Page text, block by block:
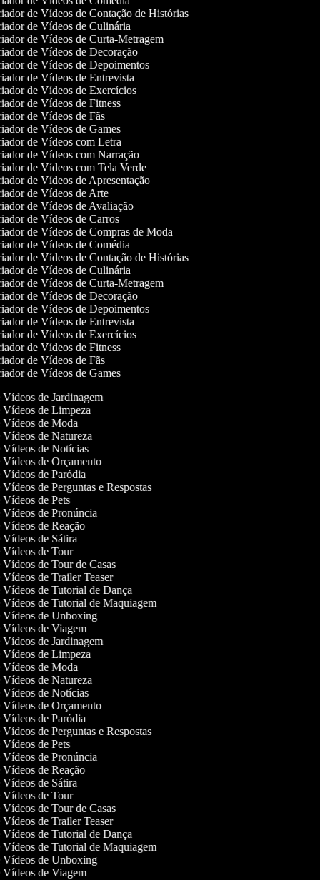
de Vídeos de Contação de Histórias
de Vídeos de Culinária
de Vídeos de Curta-Metragem
de Vídeos de Decoração
de Vídeos de Depoimentos
de Vídeos de Entrevista
de Vídeos de Exercícios
de Vídeos de Fitness
de Vídeos de Fãs
de Vídeos de Games
de Vídeos com Letra
de Vídeos com Narração
de Vídeos com Tela Verde
de Vídeos de Apresentação
de Vídeos de Arte
de Vídeos de Avaliação
de Vídeos de Carros
de Vídeos de Compras de Moda
de Vídeos de Comédia
de Vídeos de Contação de Histórias
de Vídeos de Culinária
de Vídeos de Curta-Metragem
de Vídeos de Decoração
de Vídeos de Depoimentos
de Vídeos de Entrevista
de Vídeos de Exercícios
de Vídeos de Fitness
de Vídeos de Fãs
de Vídeos de Games
Vídeos de Jardinagem
Vídeos de Limpeza
Vídeos de Moda
Vídeos de Natureza
Vídeos de Notícias
Vídeos de Orçamento
Vídeos de Paródia
Vídeos de Perguntas e Respostas
Vídeos de Pets
Vídeos de Pronúncia
Vídeos de Reação
Vídeos de Sátira
Vídeos de Tour
Vídeos de Tour de Casas
Vídeos de Trailer Teaser
Vídeos de Tutorial de Dança
Vídeos de Tutorial de Maquiagem
Vídeos de Unboxing
Vídeos de Viagem
Vídeos de Jardinagem
Vídeos de Limpeza
Vídeos de Moda
Vídeos de Natureza
Vídeos de Notícias
Vídeos de Orçamento
Vídeos de Paródia
Vídeos de Perguntas e Respostas
Vídeos de Pets
Vídeos de Pronúncia
Vídeos de Reação
Vídeos de Sátira
Vídeos de Tour
Vídeos de Tour de Casas
Vídeos de Trailer Teaser
Vídeos de Tutorial de Dança
Vídeos de Tutorial de Maquiagem
Vídeos de Unboxing
Vídeos de Viagem